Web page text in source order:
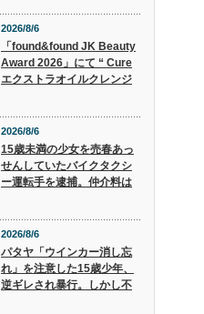
2026/8/6
「found&found JK Beauty
Award 2026」にて “ Cure
エクストラオイルクレンジ
2026/8/6
15歳未満の少女を売春あっ
せんしていたバイクタクシ
ー運転手を逮捕。仲介料は
2026/8/6
パタヤ「ウインカー消し忘
れ」を注意した15歳少年、
逆ギレされ暴行。しかし不